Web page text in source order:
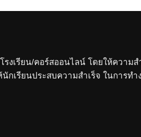
รงเรียน/คอร์สออนไลน์ โดยให้ความส
นักเรียนประสบความสำเร็จ ในการทำ